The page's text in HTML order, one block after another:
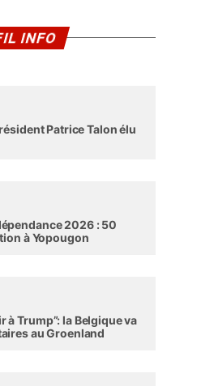
INFO
Patrice Talon élu
2026 : 50
à Yopougon
à Trump”: la Belgique va
au Groenland